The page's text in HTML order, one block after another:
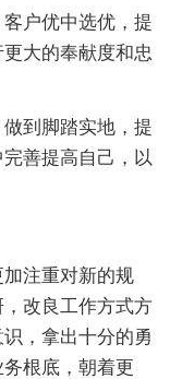
户优中选优，提
大的奉献度和忠
到脚踏实地，提
善提高自己，以
注重对新的规
改良工作方式方
，拿出十分的勇
根底，朝着更